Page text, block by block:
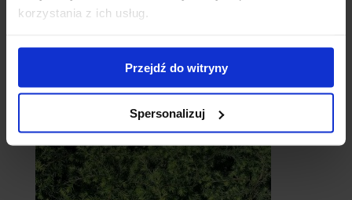
korzystania z ich usług.
Przejdź do witryny
Spersonalizuj
Cebule